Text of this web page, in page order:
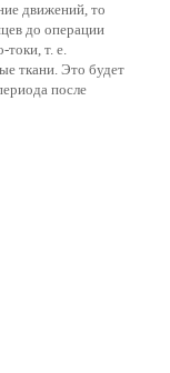
движений, то
до операции
токи, т. е.
ткани. Это будет
после